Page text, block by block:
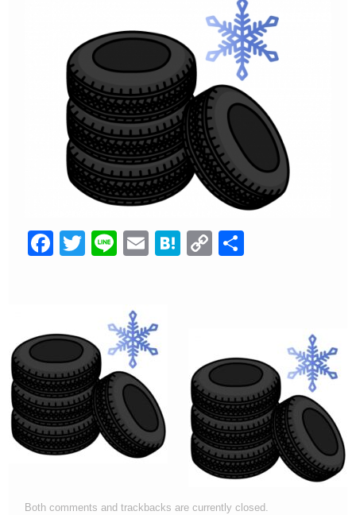
F
b
o
o
k
T
er
Li
E
H
C
n
k
Both comments and trackbacks are currently closed.